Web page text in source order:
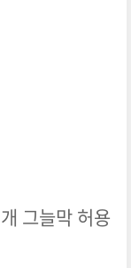
그늘막 허용